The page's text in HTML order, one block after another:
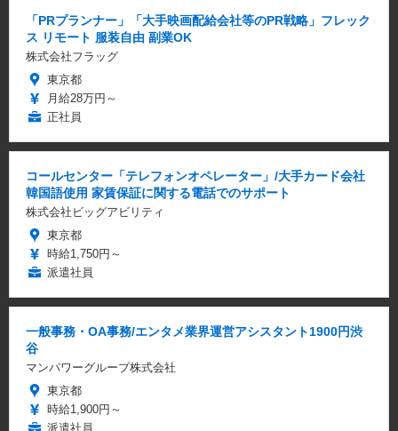
「PRプランナー」「大手映画配給会社等のPR戦略」フレック
ス リモート 服装自由 副業OK
株式会社フラッグ
東京都
月給28万円～
正社員
コールセンター「テレフォンオペレーター」/大手カード会社
韓国語使用 家賃保証に関する電話でのサポート
株式会社ビッグアビリティ
東京都
時給1,750円～
派遣社員
一般事務・OA事務/エンタメ業界運営アシスタント1900円渋
谷
マンパワーグループ株式会社
東京都
時給1,900円～
派遣社員